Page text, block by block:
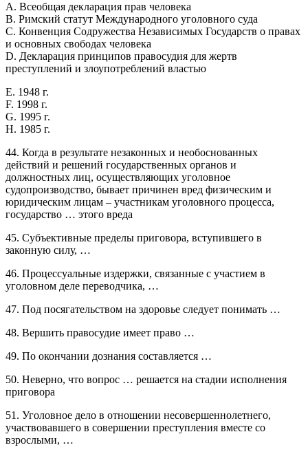
A. Всеобщая декларация прав человека
B. Римский статут Международного уголовного суда
C. Конвенция Содружества Независимых Государств о правах
и основных свободах человека
D. Декларация принципов правосудия для жертв
преступлений и злоупотреблений властью
E. 1948 г.
F. 1998 г.
G. 1995 г.
H. 1985 г.
44. Когда в результате незаконных и необоснованных
действий и решений государственных органов и
должностных лиц, осуществляющих уголовное
судопроизводство, бывает причинен вред физическим и
юридическим лицам – участникам уголовного процесса,
государство … этого вреда
45. Субъективные пределы приговора, вступившего в
законную силу, …
46. Процессуальные издержки, связанные с участием в
уголовном деле переводчика, …
47. Под посягательством на здоровье следует понимать …
48. Вершить правосудие имеет право …
49. По окончании дознания составляется …
50. Неверно, что вопрос … решается на стадии исполнения
приговора
51. Уголовное дело в отношении несовершеннолетнего,
участвовавшего в совершении преступления вместе со
взрослыми, …